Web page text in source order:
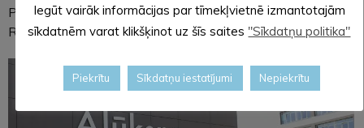
Partijas un Aivaru Fominu no Politiskās partijas “Latvijas
Reģionu Apvienība”.
Iegūt vairāk informācijas par tīmekļvietnē izmantotajām
sīkdatnēm varat klikšķinot uz šīs saites "Sīkdatņu politika"
Piekrītu Sīkdatņu iestatījumi Nepiekrītu